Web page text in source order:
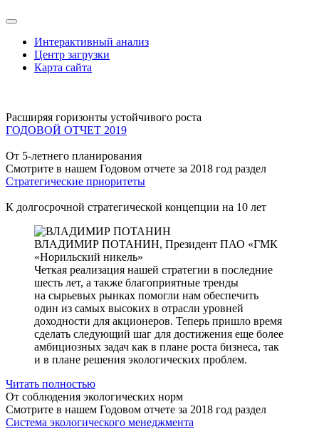
Интерактивный анализ
Центр загрузки
Карта сайта
Расширяя горизонты устойчивого роста
ГОДОВОЙ ОТЧЕТ 2019
От 5-летнего планирования
Смотрите в нашем Годовом отчете за 2018 год раздел
Стратегические приоритеты
К долгосрочной стратегической концепции на 10 лет
ВЛАДИМИР ПОТАНИН, Президент ПАО «ГМК
«Норильский никель»
Четкая реализация нашей стратегии в последние
шесть лет, а также благоприятные тренды
на сырьевых рынках помогли нам обеспечить
один из самых высоких в отрасли уровней
доходности для акционеров. Теперь пришло время
сделать следующий шаг для достижения еще более
амбициозных задач как в плане роста бизнеса, так
и в плане решения экологических проблем.
Читать полностью
От соблюдения экологических норм
Смотрите в нашем Годовом отчете за 2018 год раздел
Система экологического менеджмента